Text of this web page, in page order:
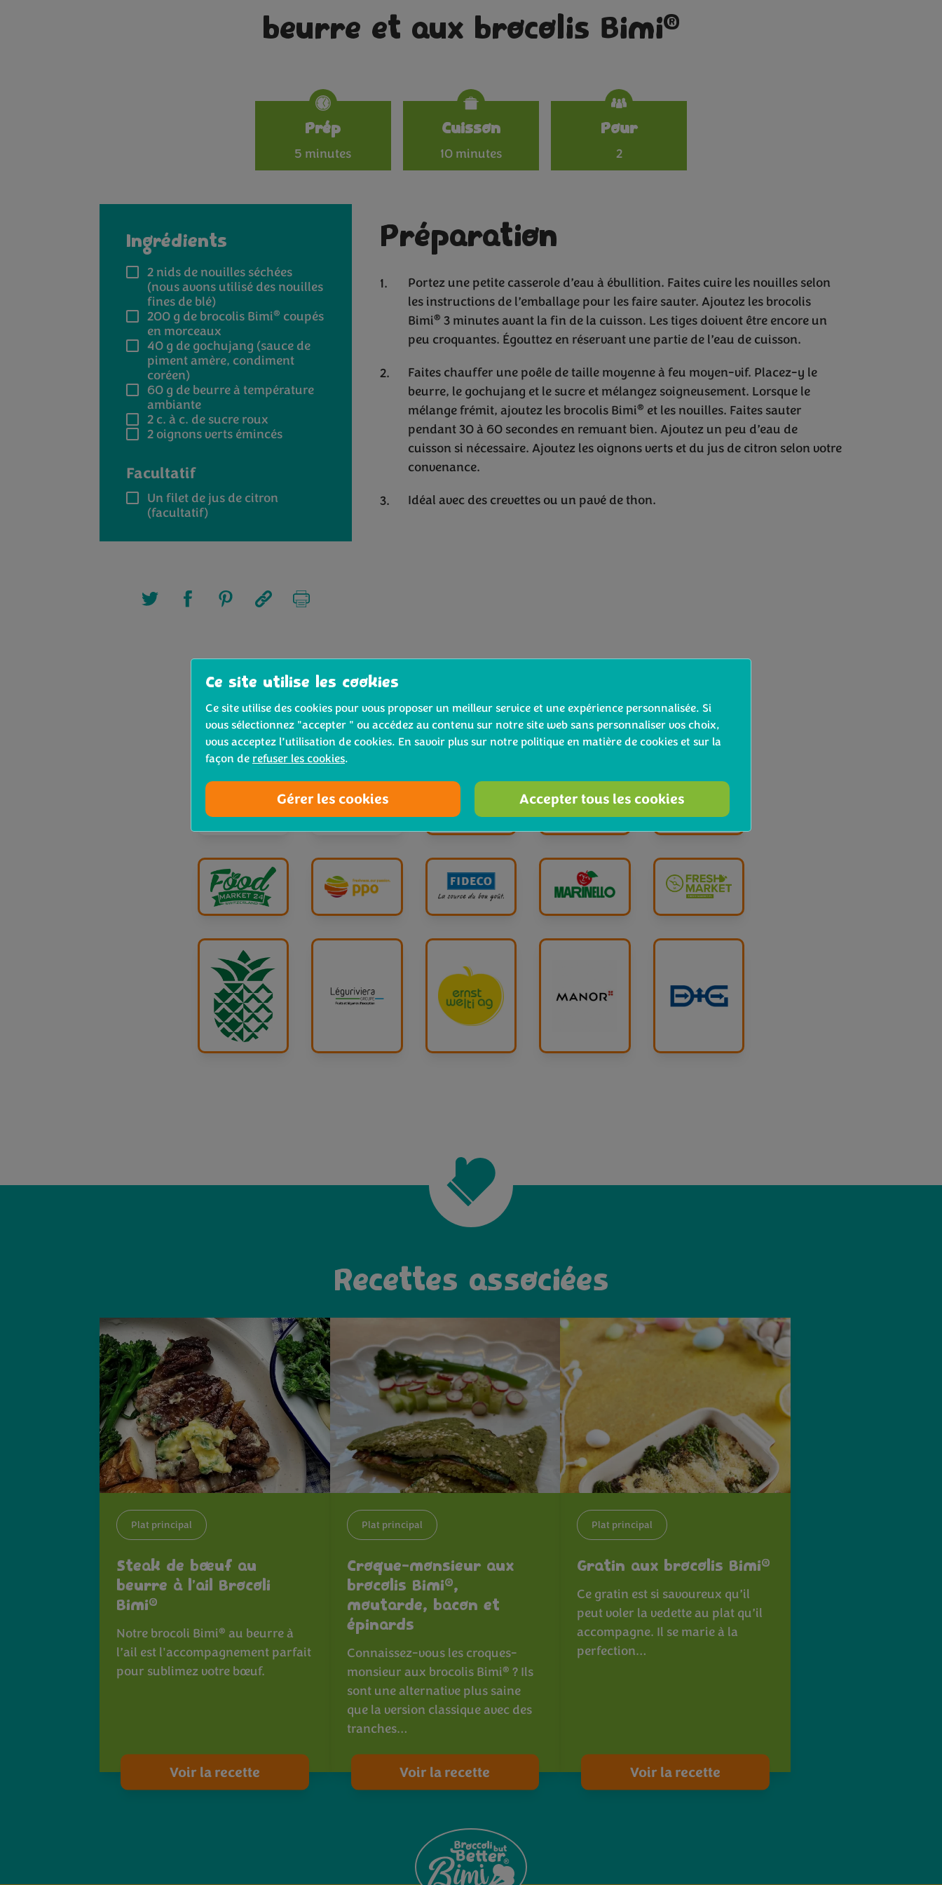
beurre et aux brocolis Bimi®
Specifications
Prép
5 minutes
Cuisson
10 minutes
Pour
2
Ingrédients
2 nids de nouilles séchées
(nous avons utilisé des nouilles
fines de blé)
200 g de brocolis Bimi® coupés
en morceaux
40 g de gochujang (sauce de
piment amère, condiment
coréen)
60 g de beurre à température
ambiante
2 c. à c. de sucre roux
2 oignons verts émincés
Facultatif
Un filet de jus de citron
(facultatif)
Préparation
Portez une petite casserole d’eau à ébullition. Faites cuire les nouilles selon
les instructions de l’emballage pour les faire sauter. Ajoutez les brocolis
Bimi® 3 minutes avant la fin de la cuisson. Les tiges doivent être encore un
peu croquantes. Égouttez en réservant une partie de l’eau de cuisson.
Faites chauffer une poêle de taille moyenne à feu moyen-vif. Placez-y le
beurre, le gochujang et le sucre et mélangez soigneusement. Lorsque le
mélange frémit, ajoutez les brocolis Bimi® et les nouilles. Faites sauter
pendant 30 à 60 secondes en remuant bien. Ajoutez un peu d’eau de
cuisson si nécessaire. Ajoutez les oignons verts et du jus de citron selon votre
convenance.
Idéal avec des crevettes ou un pavé de thon.
Recettes associées
Plat principal
Steak de bœuf au
beurre à l’ail Brocoli
Bimi®
Notre brocoli Bimi® au beurre à
l’ail est l'accompagnement parfait
pour sublimez votre bœuf.
Voir la recette
Plat principal
Croque-monsieur aux
brocolis Bimi®,
moutarde, bacon et
épinards
Connaissez-vous les croques-
monsieur aux brocolis Bimi® ? Ils
sont une alternative plus saine
que la version classique avec des
tranches…
Voir la recette
Plat principal
Gratin aux brocolis Bimi®
Ce gratin est si savoureux qu’il
peut voler la vedette au plat qu’il
accompagne. Il se marie à la
perfection…
Voir la recette
Ce site utilise les cookies
Ce site utilise des cookies pour vous proposer un meilleur service et une expérience personnalisée. Si
vous sélectionnez "accepter " ou accédez au contenu sur notre site web sans personnaliser vos choix,
vous acceptez l’utilisation de cookies. En savoir plus sur notre politique en matière de cookies et sur la
façon de refuser les cookies.
Gérer les cookies Accepter tous les cookies